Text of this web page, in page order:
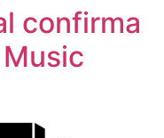
confirma